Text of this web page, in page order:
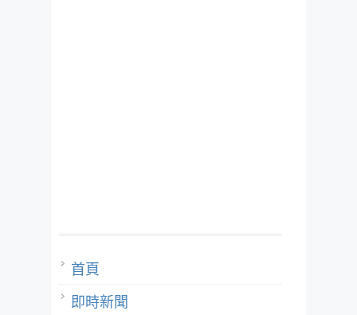
首頁
即時新聞